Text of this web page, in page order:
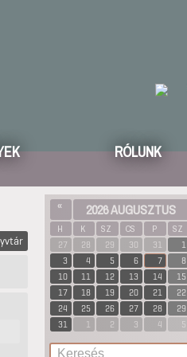
RÓLUNK
« 2026 AUGUSZTUS
H K SZ CS P SZ
27
28 29 30 31 1
3
4 5 6 7 8
10
11 12 13 14 15
17
18 19 20 21 22
24
25 26 27 28 29
31
1 2 3 4 5